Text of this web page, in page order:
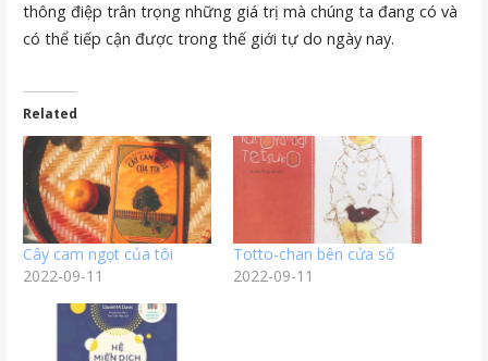
thông điệp trân trọng những giá trị mà chúng ta đang có và
có thể tiếp cận được trong thế giới tự do ngày nay.
Related
Cây cam ngọt của tôi
2022-09-11
Totto-chan bên cửa sổ
2022-09-11